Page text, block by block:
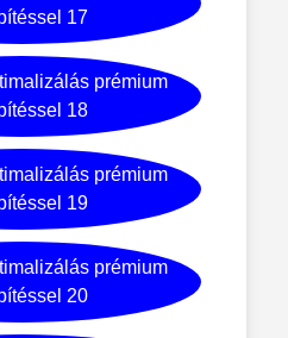
17
prémium
18
prémium
19
prémium
20